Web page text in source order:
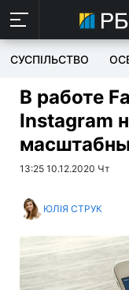
СУСПІЛЬСТВО
В работе
Instagram
13:25 10.12.2020 Чт
ЮЛІЯ СТРУК